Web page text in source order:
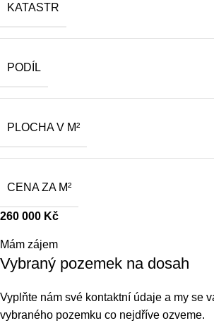
KATASTR
PODÍL
PLOCHA V M²
CENA ZA M²
260 000 Kč
Mám zájem
Vybraný pozemek na dosah
Vyplňte nám své kontaktní údaje a my se
vybraného pozemku co nejdříve ozveme.